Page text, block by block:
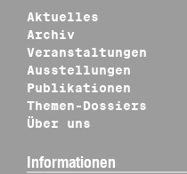
Aktuelles
Archiv
Veranstaltungen
Ausstellungen
Publikationen
Themen-Dossiers
Über uns
Informationen